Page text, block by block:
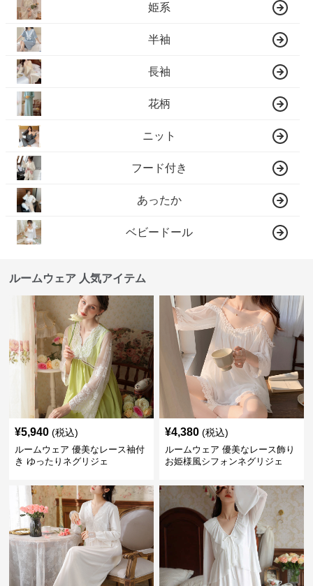
姫系
半袖
長袖
花柄
ニット
フード付き
あったか
ベビードール
ルームウェア 人気アイテム
¥5,940 (税込)
ルームウェア 優美なレース袖付
き ゆったりネグリジェ
¥4,380 (税込)
ルームウェア 優美なレース飾り
お姫様風シフォンネグリジェ